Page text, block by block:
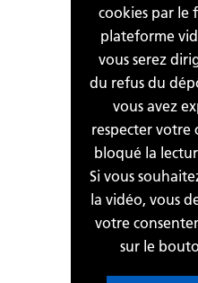
cookies par le
plateforme
vous serez
du refus du
vous avez
respecter votre
bloqué la
Si vous
la vidéo, vous
votre
sur le